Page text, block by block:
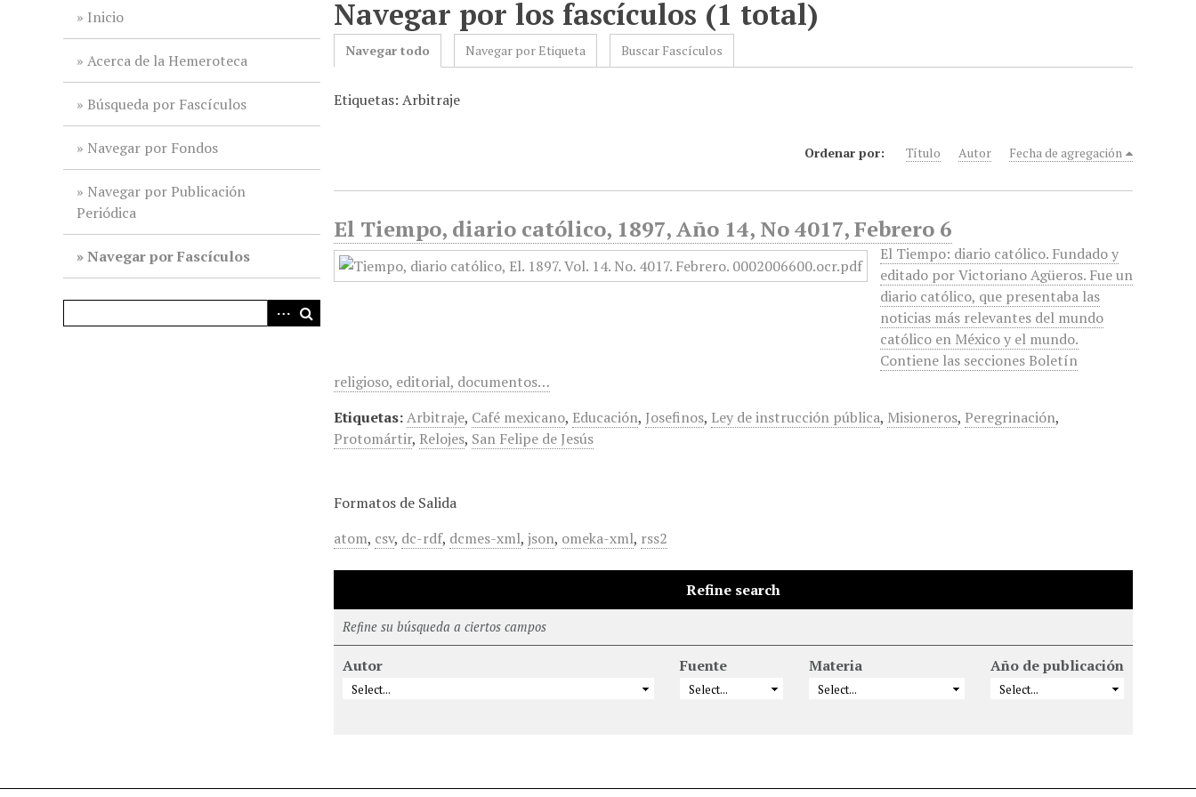
Inicio
Acerca de la Hemeroteca
Búsqueda por Fascículos
Navegar por Fondos
Navegar por Publicación
Periódica
Navegar por Fascículos
Navegar por los fascículos (1 total)
Navegar todo Navegar por Etiqueta Buscar Fascículos
Etiquetas: Arbitraje
Ordenar por: Título Autor Fecha de agregación
El Tiempo, diario católico, 1897, Año 14, No 4017, Febrero 6
El Tiempo: diario católico. Fundado y
editado por Victoriano Agüeros. Fue un
diario católico, que presentaba las
noticias más relevantes del mundo
católico en México y el mundo.
Contiene las secciones Boletín
religioso, editorial, documentos…
Etiquetas:Arbitraje, Café mexicano, Educación, Josefinos, Ley de instrucción pública, Misioneros, Peregrinación,
Protomártir, Relojes, San Felipe de Jesús
Formatos de Salida
atom, csv, dc-rdf, dcmes-xml,json, omeka-xml, rss2
Refine search
Refine su búsqueda a ciertos campos
Autor Fuente Materia Año de publicación